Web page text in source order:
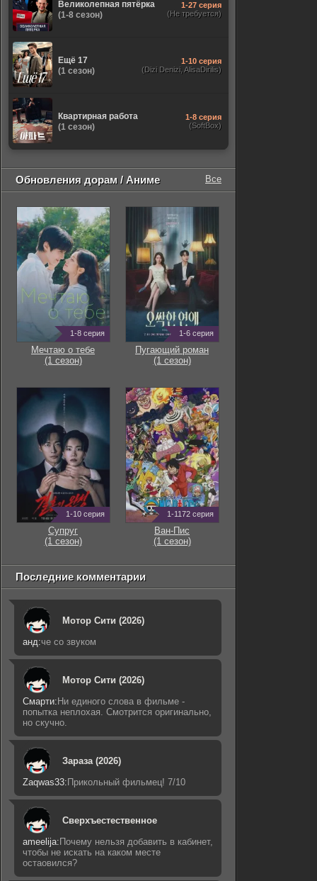
Великолепная пятёрка
(1-8 сезон)
1-27 серия
(Не требуется)
Ещё 17
(1 сезон)
1-10 серия
(Dizi Denizi, AlisaDirilis)
Квартирная работа
(1 сезон)
1-8 серия
(SoftBox)
Обновления дорам / Аниме Все
1-8 серия
Мечтаю о тебе
(1 сезон)
1-6 серия
Пугающий роман
(1 сезон)
1-10 серия
Супруг
(1 сезон)
1-1172 серия
Ван-Пис
(1 сезон)
Последние комментарии
Мотор Сити (2026)
анд:че со звуком
Мотор Сити (2026)
Смарти: Ни единого слова в фильме -
попытка неплохая. Смотрится оригинально,
но скучно.
Зараза (2026)
Zaqwas33: Прикольный фильмец! 7/10
Сверхъестественное
ameelija: Почему нельзя добавить в кабинет,
чтобы не искать на каком месте
остаовился?